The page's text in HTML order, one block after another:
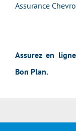
Assurance
Assurez en
Bon Plan.